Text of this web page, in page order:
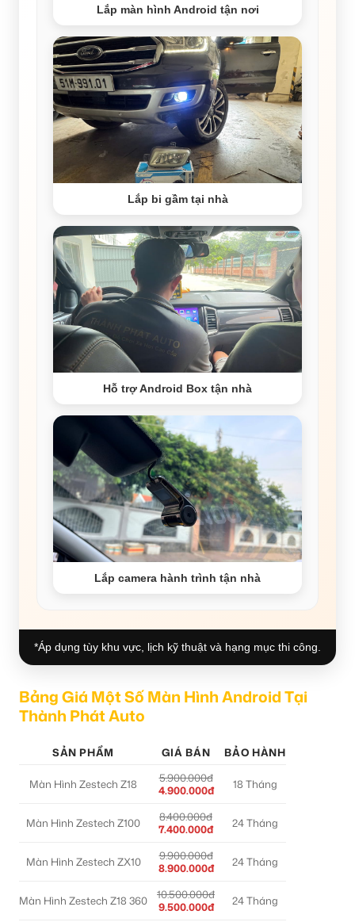
Lắp màn hình Android tận nơi
Lắp bi gầm tại nhà
Hỗ trợ Android Box tận nhà
Lắp camera hành trình tận nhà
*Áp dụng tùy khu vực, lịch kỹ thuật và hạng mục thi công.
Bảng Giá Một Số Màn Hình Android Tại
Thành Phát Auto
SẢN PHẨM GIÁ BÁN BẢO HÀNH
Màn Hình Zestech Z18
5.900.000đ
4.900.000đ
18 Tháng
Màn Hình Zestech Z100
8.400.000đ
7.400.000đ
24 Tháng
Màn Hình Zestech ZX10
9.900.000đ
8.900.000đ
24 Tháng
Màn Hình Zestech Z18 360
10.500.000đ
9.500.000đ
24 Tháng